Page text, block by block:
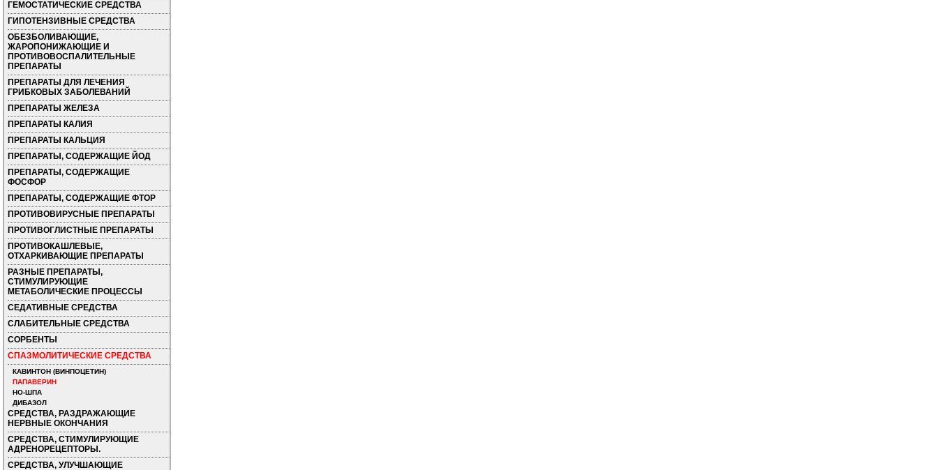
ГЕМОСТАТИЧЕСКИЕ СРЕДСТВА
ГИПОТЕНЗИВНЫЕ СРЕДСТВА
ОБЕЗБОЛИВАЮЩИЕ,
ЖАРОПОНИЖАЮЩИЕ И
ПРОТИВОВОСПАЛИТЕЛЬНЫЕ
ПРЕПАРАТЫ
ПРЕПАРАТЫ ДЛЯ ЛЕЧЕНИЯ
ГРИБКОВЫХ ЗАБОЛЕВАНИЙ
ПРЕПАРАТЫ ЖЕЛЕЗА
ПРЕПАРАТЫ КАЛИЯ
ПРЕПАРАТЫ КАЛЬЦИЯ
ПРЕПАРАТЫ, СОДЕРЖАЩИЕ ЙОД
ПРЕПАРАТЫ, СОДЕРЖАЩИЕ
ФОСФОР
ПРЕПАРАТЫ, СОДЕРЖАЩИЕ ФТОР
ПРОТИВОВИРУСНЫЕ ПРЕПАРАТЫ
ПРОТИВОГЛИСТНЫЕ ПРЕПАРАТЫ
ПРОТИВОКАШЛЕВЫЕ,
ОТХАРКИВАЮЩИЕ ПРЕПАРАТЫ
РАЗНЫЕ ПРЕПАРАТЫ,
СТИМУЛИРУЮЩИЕ
МЕТАБОЛИЧЕСКИЕ ПРОЦЕССЫ
СЕДАТИВНЫЕ СРЕДСТВА
СЛАБИТЕЛЬНЫЕ СРЕДСТВА
СОРБЕНТЫ
СПАЗМОЛИТИЧЕСКИЕ СРЕДСТВА
КАВИНТОН (ВИНПОЦЕТИН)
ПАПАВЕРИН
НО-ШПА
ДИБАЗОЛ
СРЕДСТВА, РАЗДРАЖАЮЩИЕ
НЕРВНЫЕ ОКОНЧАНИЯ
СРЕДСТВА, СТИМУЛИРУЮЩИЕ
АДРЕНОРЕЦЕПТОРЫ.
СРЕДСТВА, УЛУЧШАЮЩИЕ